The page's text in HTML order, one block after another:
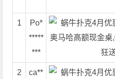
1
Po*
*****
***
2
ca**